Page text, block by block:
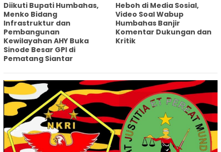
Diikuti Bupati Humbahas,
Menko Bidang
Infrastruktur dan
Pembangunan
Kewilayahan AHY Buka
Sinode Besar GPI di
Pematang Siantar
Heboh di Media Sosial,
Video Soal Wabup
Humbahas Banjir
Komentar Dukungan dan
Kritik